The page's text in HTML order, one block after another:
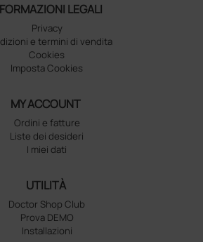
LEGALI
Privacy
e termini di vendita
Cookies
Imposta Cookies
MY ACCOUNT
Ordini e fatture
Liste dei desideri
I miei dati
UTILITÀ
Doctor Shop Club
Prova DEMO
Installazioni